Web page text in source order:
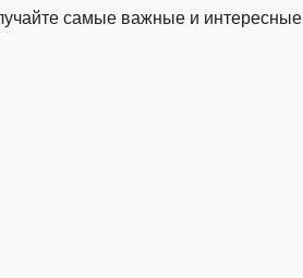
самые важные и интересные